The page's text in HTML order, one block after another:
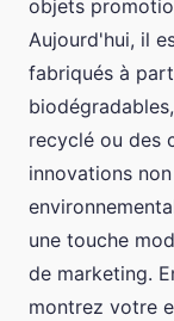
objets
Aujourd'hui, il
fabriqués à
recyclé ou des
innovations
une touche
de marketing.
montrez votre